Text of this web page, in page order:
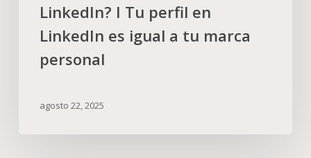
LinkedIn? I Tu perfil en
LinkedIn es igual a tu marca
personal
agosto 22, 2025